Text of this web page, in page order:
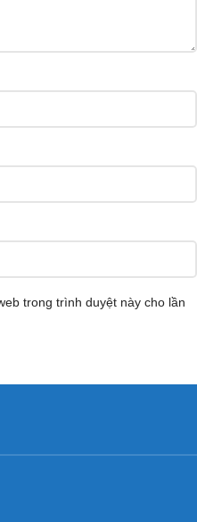
trong trình duyệt này cho lần